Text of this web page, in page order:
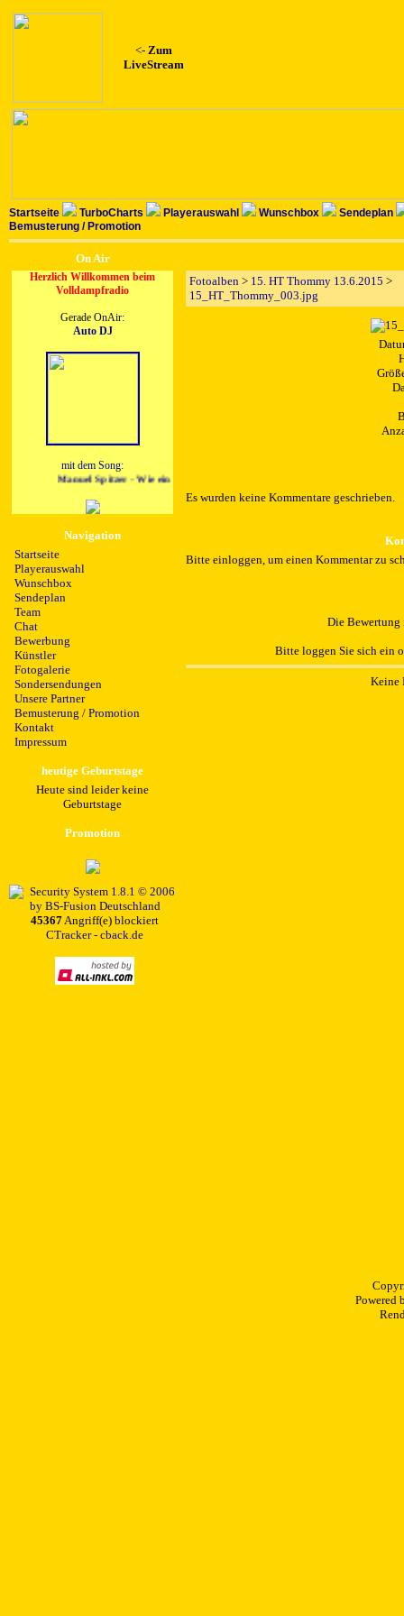
<- Zum
LiveStream
Startseite TurboCharts Playerauswahl Wunschbox
Sendeplan
Bemusterung / Promotion
On Air
Herzlich Willkommen beim
Volldampfradio
Gerade OnAir:
Auto DJ
mit dem Song:
Manuel Spitzer - Wie ein Blitz
Navigation
Startseite
Playerauswahl
Wunschbox
Sendeplan
Team
Chat
Bewerbung
Künstler
Fotogalerie
Sondersendungen
Unsere Partner
Bemusterung / Promotion
Kontakt
Impressum
heutige Geburtstage
Heute sind leider keine
Geburtstage
Promotion
45367Angriff(e) blockiert
CTracker - cback.de
Fotoalben > 15. HT Thommy 13.6.2015 >
15_HT_Thommy_003.jpg
Es wurden keine Kommentare geschrieben.
Bitte einloggen, um einen Kommentar zu
Die
Bitte loggen Sie sich ein
Keine
Powered